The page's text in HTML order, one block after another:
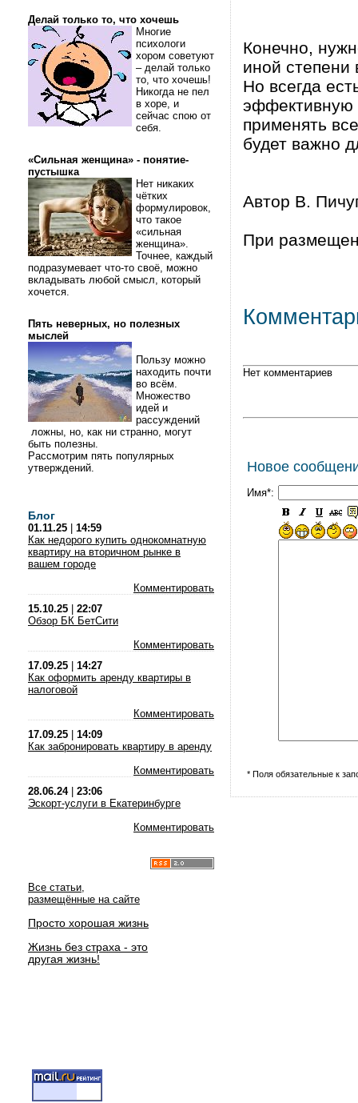
Делай только то, что хочешь
Многие
психологи
хором советуют
– делай только
то, что хочешь!
Никогда не пел
в хоре, и
сейчас спою от
себя.
«Сильная женщина» - понятие-
пустышка
Нет никаких
чётких
формулировок,
что такое
«сильная
женщина».
Точнее, каждый
подразумевает что-то своё, можно
вкладывать любой смысл, который
хочется.
Пять неверных, но полезных
мыслей
Пользу можно
находить почти
во всём.
Множество
идей и
рассуждений
ложны, но, как ни странно, могут
быть полезны.
Рассмотрим пять популярных
утверждений.
Блог
01.11.25
14:59
Как недорого купить однокомнатную
квартиру на вторичном рынке в
вашем городе
Комментировать
15.10.25
22:07
Обзор БК БетСити
Комментировать
17.09.25
14:27
Как оформить аренду квартиры в
налоговой
Комментировать
17.09.25
14:09
Как забронировать квартиру в аренду
Комментировать
28.06.24| 23:06
Эскорт-услуги в Екатеринбурге
Комментировать
Все статьи,
размещённые на сайте
Просто хорошая жизнь
Жизнь без страха - это
другая жизнь!
Конечно,
иной
Но всегда
эффективную
применять
будет важно
Автор В.
При
Нет комментариев
Новое
Имя*:
* Поля обязательные к